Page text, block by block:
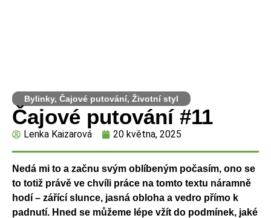
Bylinky, Čajové putování, Životní styl
Čajové putování #11
Lenka Kaizarová 20 května, 2025
Nedá mi to a začnu svým oblíbeným počasím, ono se
to totiž právě ve chvíli práce na tomto textu náramně
hodí – zářící slunce, jasná obloha a vedro přímo k
padnutí. Hned se můžeme lépe vžít do podmínek, jaké